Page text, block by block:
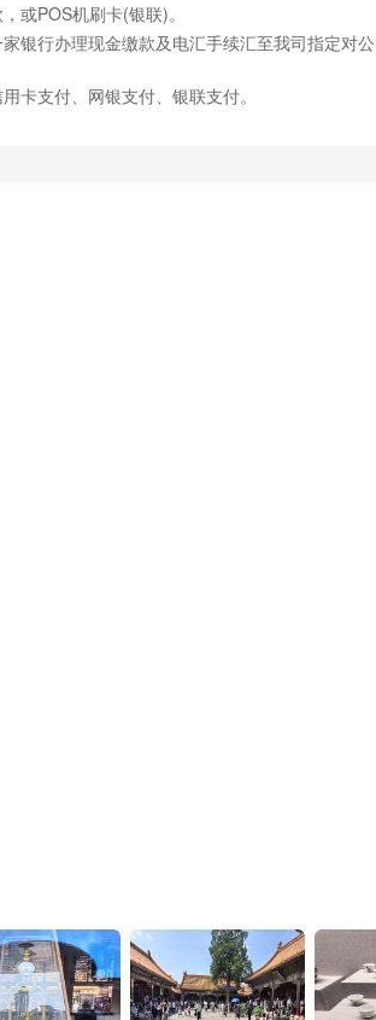
或POS机刷卡(银联)。
银行办理现金缴款及电汇手续汇至我司指定
卡支付、网银支付、银联支付。